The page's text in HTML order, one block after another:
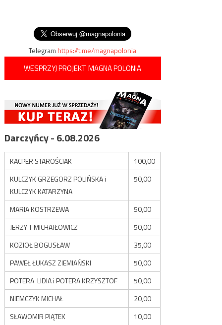
Telegramhttps://t.me/magnapolonia
WESPRZYJ PROJEKT MAGNA POLONIA
Darczyńcy - 6.08.2026
KACPER STAROŚCIAK
100,00
KULCZYK GRZEGORZ POLIŃSKA i
KULCZYK KATARZYNA
50,00
MARIA KOSTRZEWA
50,00
JERZY T MICHAJŁOWICZ
50,00
KOZIOŁ BOGUSŁAW
35,00
PAWEŁ ŁUKASZ ZIEMIAŃSKI
50,00
POTERA LIDIA i POTERA KRZYSZTOF
50,00
NIEMCZYK MICHAŁ
20,00
SŁAWOMIR PIĄTEK
10,00